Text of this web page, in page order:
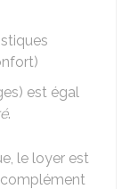
est égal
.
le loyer est